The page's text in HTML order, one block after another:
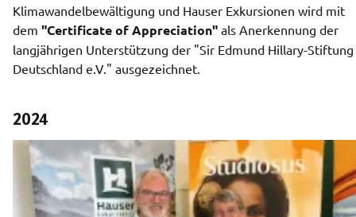
Klimawandelbewältigung und Hauser Exkursionen wird mit
dem "Certificate of Appreciation" als Anerkennung der
langjährigen Unterstützung der "Sir Edmund Hillary-Stiftung
Deutschland e.V." ausgezeichnet.
2024